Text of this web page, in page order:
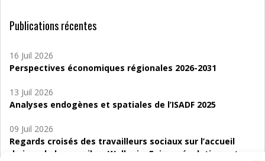
Publications récentes
16 Juil 2026
Perspectives économiques régionales 2026-2031
13 Juil 2026
Analyses endogènes et spatiales de l’ISADF 2025
09 Juil 2026
Regards croisés des travailleurs sociaux sur l’accueil
de jour de bas seuil en Wallonie. Enjeux, évolutions et